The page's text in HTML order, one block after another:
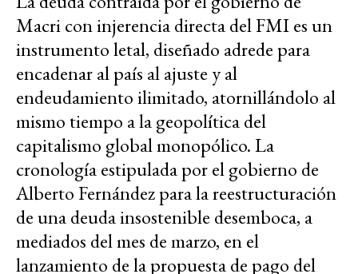
Macri con injerencia directa del FMI es un
instrumento letal, diseñado adrede para
encadenar al país al ajuste y al
endeudamiento ilimitado, atornillándolo al
mismo tiempo a la geopolítica del
capitalismo global monopólico. La
cronología estipulada por el gobierno de
Alberto Fernández para la reestructuración
de una deuda insostenible desemboca, a
mediados del mes de marzo, en el
lanzamiento de la propuesta de pago del